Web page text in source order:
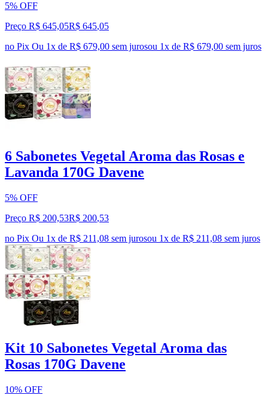
5% OFF
Preço R$ 645,05R$ 645,05
no Pix Ou 1x de R$ 679,00 sem jurosou 1x de R$ 679,00 sem juros
6 Sabonetes Vegetal Aroma das Rosas e
Lavanda 170G Davene
5% OFF
Preço R$ 200,53R$ 200,53
no Pix Ou 1x de R$ 211,08 sem jurosou 1x de R$ 211,08 sem juros
Kit 10 Sabonetes Vegetal Aroma das
Rosas 170G Davene
10% OFF